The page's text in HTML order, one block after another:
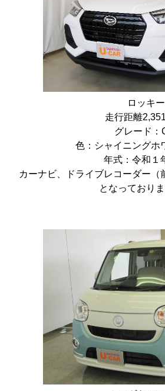
ロッキー
走行距離
グレード
色：シャイニングホ
年式：令和１
カーナビ、ドライブレコーダー（
となっておりま